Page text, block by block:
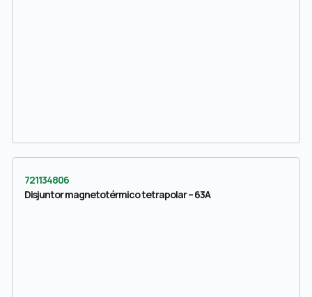
721134806
Disjuntor magnetotérmico tetrapolar – 63A